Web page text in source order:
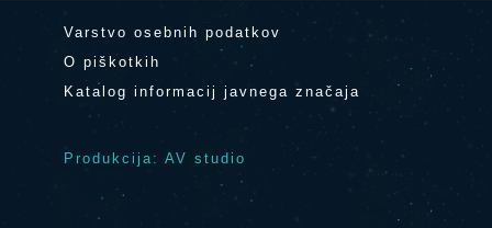
Varstvo osebnih podatkov
O piškotkih
Katalog informacij javnega značaja
Produkcija: AV studio